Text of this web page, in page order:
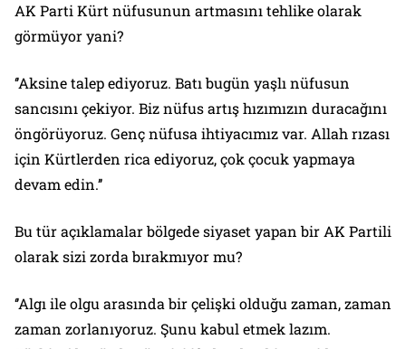
AK Parti Kürt nüfusunun artmasını tehlike olarak
görmüyor yani?
‘’Aksine talep ediyoruz. Batı bugün yaşlı nüfusun
sancısını çekiyor. Biz nüfus artış hızımızın duracağını
öngörüyoruz. Genç nüfusa ihtiyacımız var. Allah rızası
için Kürtlerden rica ediyoruz, çok çocuk yapmaya
devam edin.’’
Bu tür açıklamalar bölgede siyaset yapan bir AK Partili
olarak sizi zorda bırakmıyor mu?
‘’Algı ile olgu arasında bir çelişki olduğu zaman, zaman
zaman zorlanıyoruz. Şunu kabul etmek lazım.